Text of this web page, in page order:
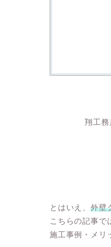
翔工務
とはいえ、 外壁
こちらの記事で
施工事例・メリ